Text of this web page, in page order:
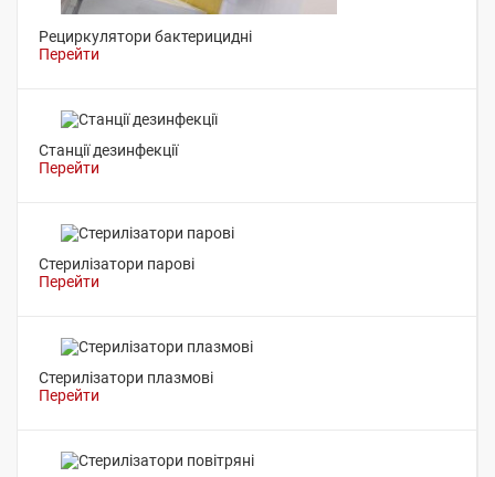
Рециркулятори бактерицидні
Перейти
Станції дезинфекції
Перейти
Стерилізатори парові
Перейти
Стерилізатори плазмові
Перейти